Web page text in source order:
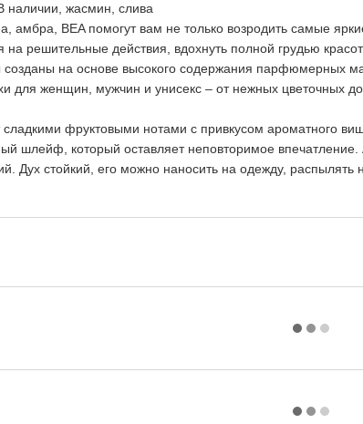
наличии, жасмин, слива
амбра, BEA помогут вам не только возродить самые
решительные действия, вдохнуть полной грудью
на основе высокого содержания парфюмерных
для женщин, мужчин и унисекс – от нежных цветочных
сладкими фруктовыми нотами с привкусом ароматного
шлейф, который оставляет неповторимое
Дух стойкий, его можно наносить на одежду,